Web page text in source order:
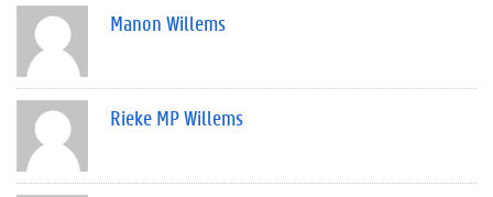
Manon Willems
Rieke MP Willems